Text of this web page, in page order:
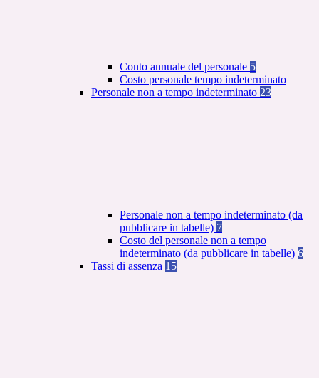
Conto annuale del personale 5
Costo personale tempo indeterminato
Personale non a tempo indeterminato 23
Personale non a tempo indeterminato (da
pubblicare in tabelle) 7
Costo del personale non a tempo
indeterminato (da pubblicare in tabelle) 6
Tassi di assenza 15